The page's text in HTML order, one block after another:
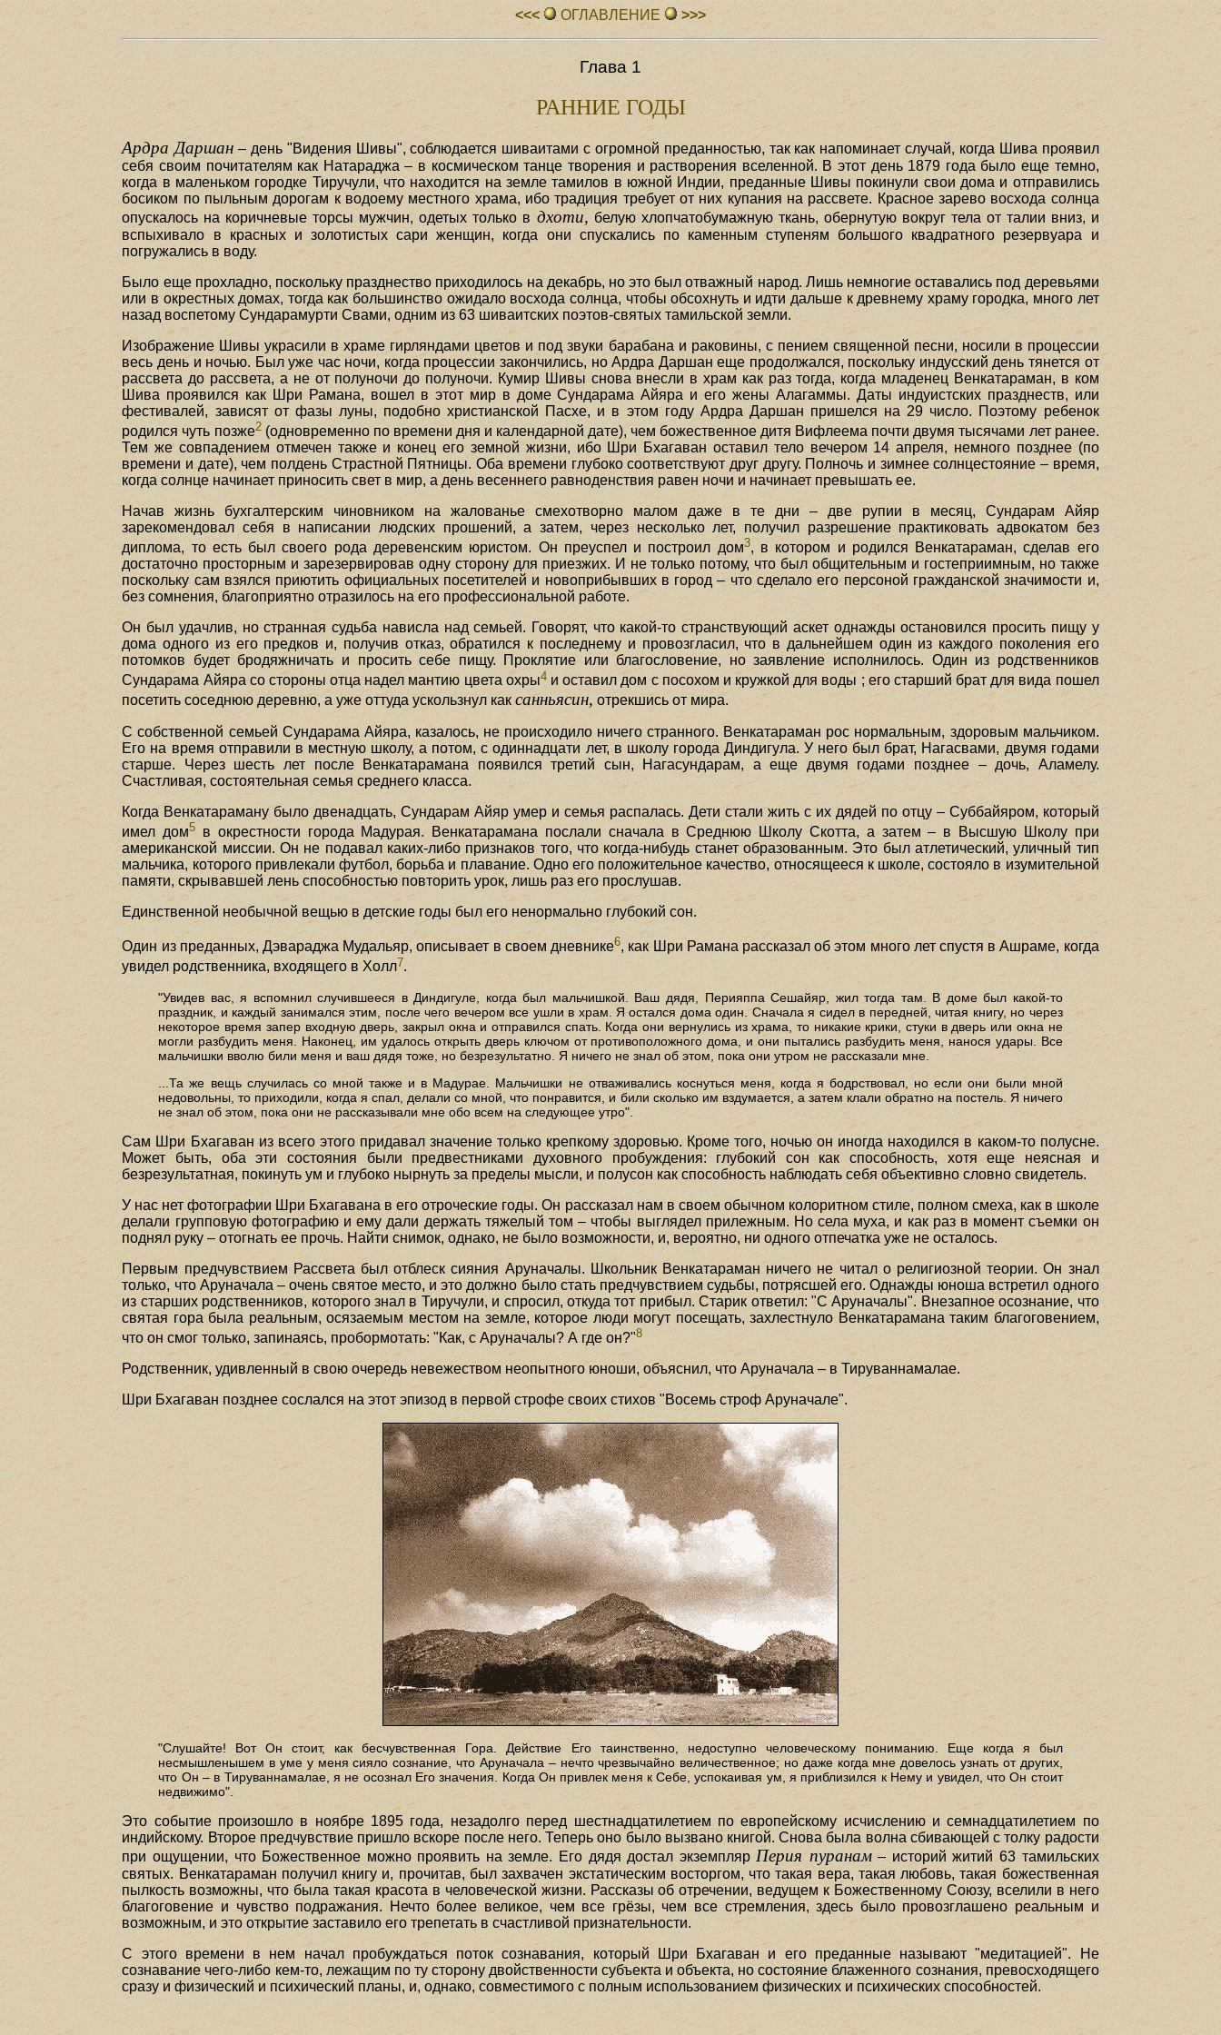
<<< ОГЛАВЛЕHИЕ >>>
Глава 1
РАННИЕ ГОДЫ
Ардра Даршан – день "Видения Шивы", соблюдается шиваитами с огромной преданностью, так как напоминает случай, когда Шива проявил
себя своим почитателям как Натараджа – в космическом танце творения и растворения вселенной. В этот день 1879 года было еще темно,
когда в маленьком городке Тиручули, что находится на земле тамилов в южной Индии, преданные Шивы покинули свои дома и отправились
босиком по пыльным дорогам к водоему местного храма, ибо традиция требует от них купания на рассвете. Красное зарево восхода солнца
опускалось на коричневые торсы мужчин, одетых только в дхоти, белую хлопчатобумажную ткань, обернутую вокруг тела от талии вниз, и
вспыхивало в красных и золотистых сари женщин, когда они спускались по каменным ступеням большого квадратного резервуара и
погружались в воду.
Было еще прохладно, поскольку празднество приходилось на декабрь, но это был отважный народ. Лишь немногие оставались под деревьями
или в окрестных домах, тогда как большинство ожидало восхода солнца, чтобы обсохнуть и идти дальше к древнему храму городка, много лет
назад воспетому Сундарамурти Свами, одним из 63 шиваитских поэтов-святых тамильской земли.
Изображение Шивы украсили в храме гирляндами цветов и под звуки барабана и раковины, с пением священной песни, носили в процессии
весь день и ночью. Был уже час ночи, когда процессии закончились, но Ардра Даршан еще продолжался, поскольку индусский день тянется от
рассвета до рассвета, а не от полуночи до полуночи. Кумир Шивы снова внесли в храм как раз тогда, когда младенец Венкатараман, в ком
Шива проявился как Шри Рамана, вошел в этот мир в доме Сундарама Айяра и его жены Алагаммы. Даты индуистских празднеств, или
фестивалей, зависят от фазы луны, подобно христианской Пасхе, и в этом году Ардра Даршан пришелся на 29 число. Поэтому ребенок
родился чуть позже2(одновременно по времени дня и календарной дате), чем божественное дитя Вифлеема почти двумя тысячами лет ранее.
Тем же совпадением отмечен также и конец его земной жизни, ибо Шри Бхагаван оставил тело вечером 14 апреля, немного позднее (по
времени и дате), чем полдень Страстной Пятницы. Оба времени глубоко соответствуют друг другу. Полночь и зимнее солнцестояние – время,
когда солнце начинает приносить свет в мир, а день весеннего равноденствия равен ночи и начинает превышать ее.
Начав жизнь бухгалтерским чиновником на жалованье смехотворно малом даже в те дни – две рупии в месяц, Сундарам Айяр
зарекомендовал себя в написании людских прошений, а затем, через несколько лет, получил разрешение практиковать адвокатом без
диплома, то есть был своего рода деревенским юристом. Он преуспел и построил дом3, в котором и родился Венкатараман, сделав его
достаточно просторным и зарезервировав одну сторону для приезжих. И не только потому, что был общительным и гостеприимным, но также
поскольку сам взялся приютить официальных посетителей и новоприбывших в город – что сделало его персоной гражданской значимости и,
без сомнения, благоприятно отразилось на его профессиональной работе.
Он был удачлив, но странная судьба нависла над семьей. Говорят, что какой-то странствующий аскет однажды остановился просить пищу у
дома одного из его предков и, получив отказ, обратился к последнему и провозгласил, что в дальнейшем один из каждого поколения его
потомков будет бродяжничать и просить себе пищу. Проклятие или благословение, но заявление исполнилось. Один из родственников
Сундарама Айяра со стороны отца надел мантию цвета охры4и оставил дом с посохом и кружкой для воды ; его старший брат для вида пошел
посетить соседнюю деревню, а уже оттуда ускользнул каксанньясин,отрекшись от мира.
С собственной семьей Сундарама Айяра, казалось, не происходило ничего странного. Венкатараман рос нормальным, здоровым мальчиком.
Его на время отправили в местную школу, а потом, с одиннадцати лет, в школу города Диндигула. У него был брат, Нагасвами, двумя годами
старше. Через шесть лет после Венкатарамана появился третий сын, Нагасундарам, а еще двумя годами позднее – дочь, Аламелу.
Счастливая, состоятельная семья среднего класса.
Когда Венкатараману было двенадцать, Сундарам Айяр умер и семья распалась. Дети стали жить с их дядей по отцу – Суббайяром, который
имел дом5в окрестности города Мадурая. Венкатарамана послали сначала в Среднюю Школу Скотта, а затем – в Высшую Школу при
американской миссии. Он не подавал каких-либо признаков того, что когда-нибудь станет образованным. Это был атлетический, уличный тип
мальчика, которого привлекали футбол, борьба и плавание. Одно его положительное качество, относящееся к школе, состояло в изумительной
памяти, скрывавшей лень способностью повторить урок, лишь раз его прослушав.
Единственной необычной вещью в детские годы был его ненормально глубокий сон.
Один из преданных, Дэвараджа Мудальяр, описывает в своем дневнике6, как Шри Рамана рассказал об этом много лет спустя в Ашраме, когда
увидел родственника, входящего в Холл7.
"Увидев вас, я вспомнил случившееся в Диндигуле, когда был мальчишкой. Ваш дядя, Перияппа Сешайяр, жил тогда там. В доме был какой-то
праздник, и каждый занимался этим, после чего вечером все ушли в храм. Я остался дома один. Сначала я сидел в передней, читая книгу, но через
некоторое время запер входную дверь, закрыл окна и отправился спать. Когда они вернулись из храма, то никакие крики, стуки в дверь или окна не
могли разбудить меня. Наконец, им удалось открыть дверь ключом от противоположного дома, и они пытались разбудить меня, нанося удары. Все
мальчишки вволю били меня и ваш дядя тоже, но безрезультатно. Я ничего не знал об этом, пока они утром не рассказали мне.
...Та же вещь случилась со мной также и в Мадурае. Мальчишки не отваживались коснуться меня, когда я бодрствовал, но если они были мной
недовольны, то приходили, когда я спал, делали со мной, что понравится, и били сколько им вздумается, а затем клали обратно на постель. Я ничего
не знал об этом, пока они не рассказывали мне обо всем на следующее утро".
Сам Шри Бхагаван из всего этого придавал значение только крепкому здоровью. Кроме того, ночью он иногда находился в каком-то полусне.
Может быть, оба эти состояния были предвестниками духовного пробуждения: глубокий сон как способность, хотя еще неясная и
безрезультатная, покинуть ум и глубоко нырнуть за пределы мысли, и полусон как способность наблюдать себя объективно словно свидетель.
У нас нет фотографии Шри Бхагавана в его отроческие годы. Он рассказал нам в своем обычном колоритном стиле, полном смеха, как в школе
делали групповую фотографию и ему дали держать тяжелый том – чтобы выглядел прилежным. Но села муха, и как раз в момент съемки он
поднял руку – отогнать ее прочь. Найти снимок, однако, не было возможности, и, вероятно, ни одного отпечатка уже не осталось.
Первым предчувствием Рассвета был отблеск сияния Аруначалы. Школьник Венкатараман ничего не читал о религиозной теории. Он знал
только, что Аруначала – очень святое место, и это должно было стать предчувствием судьбы, потрясшей его. Однажды юноша встретил одного
из старших родственников, которого знал в Тиручули, и спросил, откуда тот прибыл. Старик ответил: "С Аруначалы". Внезапное осознание, что
святая гора была реальным, осязаемым местом на земле, которое люди могут посещать, захлестнуло Венкатарамана таким благоговением,
что он смог только, запинаясь, пробормотать: "Как, с Аруначалы? А где он?"8
Родственник, удивленный в свою очередь невежеством неопытного юноши, объяснил, что Аруначала – в Тируваннамалае.
Шри Бхагаван позднее сослался на этот эпизод в первой строфе своих стихов "Восемь строф Аруначале".
"Слушайте! Вот Он стоит, как бесчувственная Гора. Действие Его таинственно, недоступно человеческому пониманию. Еще когда я был
несмышленышем в уме у меня сияло сознание, что Аруначала – нечто чрезвычайно величественное; но даже когда мне довелось узнать от других,
что Он – в Тируваннамалае, я не осознал Его значения. Когда Он привлек меня к Себе, успокаивая ум, я приблизился к Нему и увидел, что Он стоит
недвижимо".
Это событие произошло в ноябре 1895 года, незадолго перед шестнадцатилетием по европейскому исчислению и семнадцатилетием по
индийскому. Второе предчувствие пришло вскоре после него. Теперь оно было вызвано книгой. Снова была волна сбивающей с толку радости
при ощущении, что Божественное можно проявить на земле. Его дядя достал экземпляр Перия пуранам– историй житий 63 тамильских
святых. Венкатараман получил книгу и, прочитав, был захвачен экстатическим восторгом, что такая вера, такая любовь, такая божественная
пылкость возможны, что была такая красота в человеческой жизни. Рассказы об отречении, ведущем к Божественному Союзу, вселили в него
благоговение и чувство подражания. Нечто более великое, чем все грёзы, чем все стремления, здесь было провозглашено реальным и
возможным, и это открытие заставило его трепетать в счастливой признательности.
С этого времени в нем начал пробуждаться поток сознавания, который Шри Бхагаван и его преданные называют "медитацией". Не
сознавание чего-либо кем-то, лежащим по ту сторону двойственности субъекта и объекта, но состояние блаженного сознания, превосходящего
сразу и физический и психический планы, и, однако, совместимого с полным использованием физических и психических способностей.